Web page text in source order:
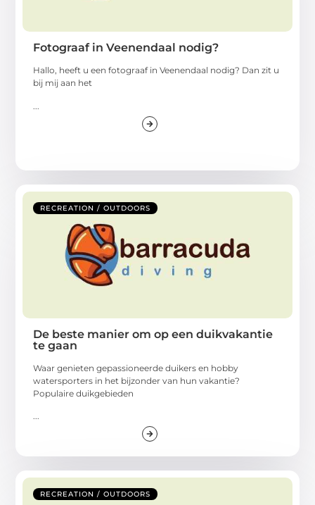
Fotograaf in Veenendaal nodig?
Hallo, heeft u een fotograaf in Veenendaal nodig? Dan zit u
bij mij aan het
RECREATION / OUTDOORS
De beste manier om op een duikvakantie
te gaan
Waar genieten gepassioneerde duikers en hobby
watersporters in het bijzonder van hun vakantie?
Populaire duikgebieden
...
RECREATION / OUTDOORS